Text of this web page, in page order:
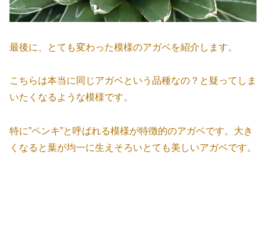
最後に、とても変わった模様のアガベを紹介します。
こちらは本当に同じアガベという品種なの？と疑ってしま
いたくなるような模様です。
特に”ペンキ”と呼ばれる模様が特徴的のアガベです。大き
くなると葉が均一に生えそろいとても美しいアガベです。